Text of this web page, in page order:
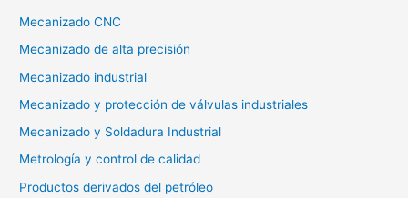
Mecanizado CNC
Mecanizado de alta precisión
Mecanizado industrial
Mecanizado y protección de válvulas industriales
Mecanizado y Soldadura Industrial
Metrología y control de calidad
Productos derivados del petróleo